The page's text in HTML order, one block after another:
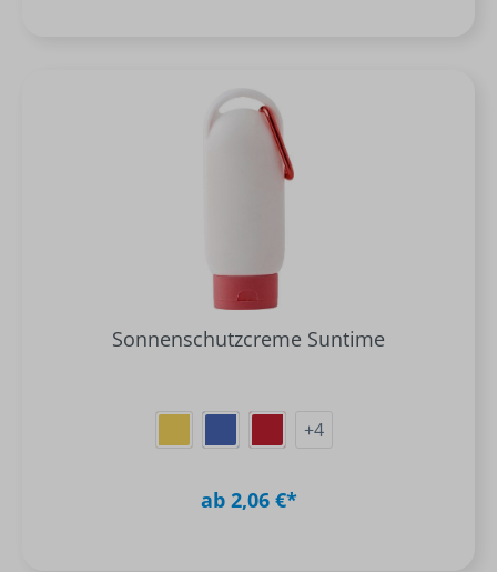
Sonnenschutzcreme Suntime
+4
ab 2,06 €*